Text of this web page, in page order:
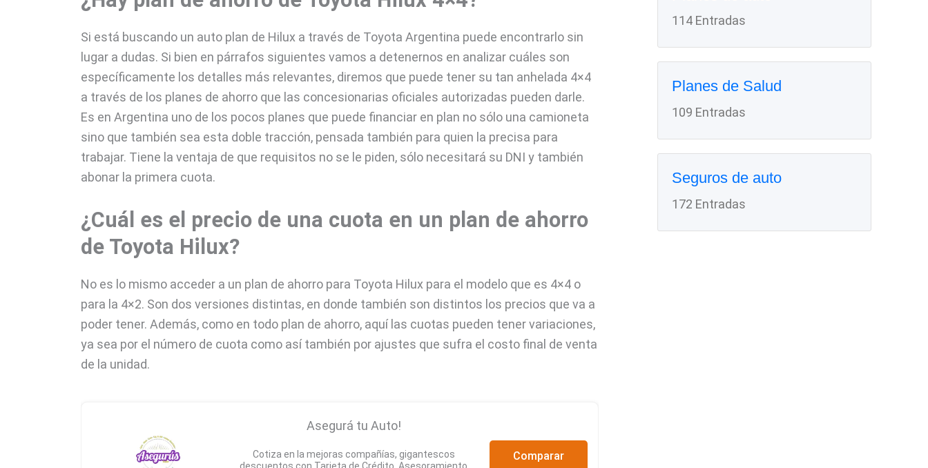
Si está buscando un auto plan de Hilux a través de Toyota Argentina puede encontrarlo sin
lugar a dudas. Si bien en párrafos siguientes vamos a detenernos en analizar cuáles son
específicamente los detalles más relevantes, diremos que puede tener su tan anhelada 4×4
a través de los planes de ahorro que las concesionarias oficiales autorizadas pueden darle.
Es en Argentina uno de los pocos planes que puede financiar en plan no sólo una camioneta
sino que también sea esta doble tracción, pensada también para quien la precisa para
trabajar. Tiene la ventaja de que requisitos no se le piden, sólo necesitará su DNI y también
abonar la primera cuota.
¿Cuál es el precio de una cuota en un plan de ahorro
de Toyota Hilux?
No es lo mismo acceder a un plan de ahorro para Toyota Hilux para el modelo que es 4×4 o
para la 4×2. Son dos versiones distintas, en donde también son distintos los precios que va a
poder tener. Además, como en todo plan de ahorro, aquí las cuotas pueden tener variaciones,
ya sea por el número de cuota como así también por ajustes que sufra el costo final de venta
de la unidad.
Asegurá tu Auto!
Cotiza en la mejoras compañías, gigantescos
Comparar
114 Entradas
Planes de Salud
109 Entradas
Seguros de auto
172 Entradas